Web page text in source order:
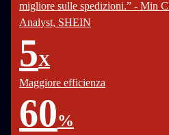
migliore sulle spedizioni.” - Min
Analyst, SHEIN
5X
Maggiore efficienza
60%